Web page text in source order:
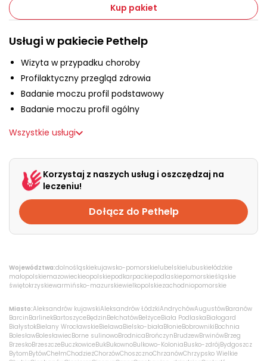
+48 790 277 277
EN
O nas
Kup pakiet
Usługi w pakiecie Pethelp
Wizyta w przypadku choroby
Profilaktyczny przegląd zdrowia
Badanie moczu profil podstawowy
Badanie moczu profil ogólny
Wszystkie usługi
Korzystaj z naszych usług i oszczędzaj na
leczeniu!
Dołącz do Pethelp
Województwa:dolnośląskiekujawsko-pomorskielubelskielubuskiełódzkie
małopolskiemazowieckieopolskiepodkarpackiepodlaskiepomorskieśląskie
świętokrzyskiewarmińsko-mazurskiewielkopolskiezachodniopomorskie
Miasto:Aleksandrów kujawskiAleksandrów ŁódzkiAndrychówAugustówBaranów
BarcinBarlinekBartoszyceBędzinBełchatówBełżyceBiała PodlaskaBiałogard
BiałystokBielany WrocławskieBielawaBielsko-białaBłonieBobrownikiBochnia
BolesławBolesławiecBorne sulinowoBrodnicaBrończynBrudzewBrwinówBrzeg
BrzeskoBrzeszczeBuczkowiceBukBukownoBulkowo-KoloniaBusko-zdrójBydgoszcz
BytomBytówChełmChodzieżChorzówChoszcznoChrzanówChrzypsko Wielkie